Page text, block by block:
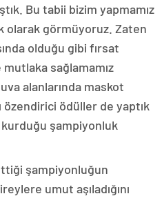
Bu tabii bizim yapmamız
olarak görmüyoruz. Zaten
olduğu gibi fırsat
sağlamamız
alanlarında maskot
özendirici ödüller de yaptık
şampiyonluk
şampiyonluğun
umut aşıladığını